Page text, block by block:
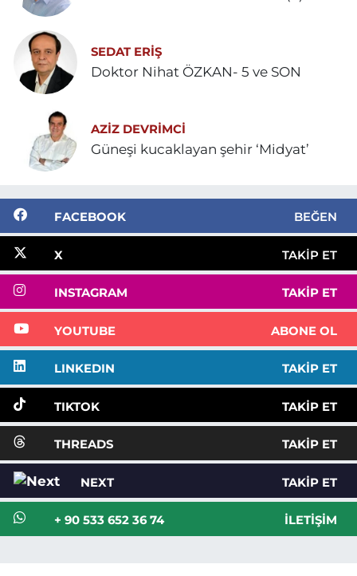
SEDAT ERİŞ
Doktor Nihat ÖZKAN- 5 ve SON
AZIZ DEVRIMCI
Güneşi kucaklayan şehir ‘Midyat’
FACEBOOK BEĞEN
X TAKIP ET
INSTAGRAM TAKIP ET
YOUTUBE ABONE OL
LINKEDIN TAKIP ET
TIKTOK TAKIP ET
THREADS TAKIP ET
NEXT TAKIP ET
+ 90 533 652 36 74 İLETIŞIM